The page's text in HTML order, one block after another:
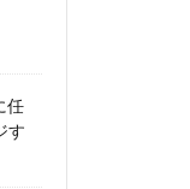
任
す